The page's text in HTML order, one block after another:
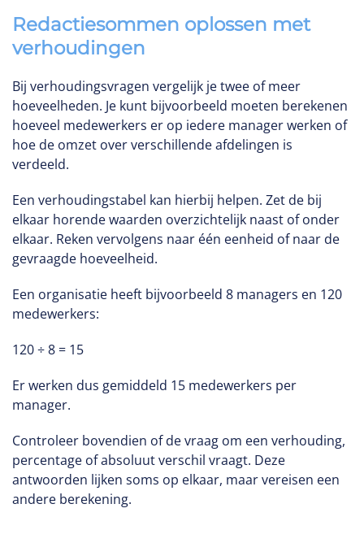
Redactiesommen oplossen met
verhoudingen
Bij verhoudingsvragen vergelijk je twee of meer
hoeveelheden. Je kunt bijvoorbeeld moeten berekenen
hoeveel medewerkers er op iedere manager werken of
hoe de omzet over verschillende afdelingen is
verdeeld.
Een verhoudingstabel kan hierbij helpen. Zet de bij
elkaar horende waarden overzichtelijk naast of onder
elkaar. Reken vervolgens naar één eenheid of naar de
gevraagde hoeveelheid.
Een organisatie heeft bijvoorbeeld 8 managers en 120
medewerkers:
120 ÷ 8 = 15
Er werken dus gemiddeld 15 medewerkers per
manager.
Controleer bovendien of de vraag om een verhouding,
percentage of absoluut verschil vraagt. Deze
antwoorden lijken soms op elkaar, maar vereisen een
andere berekening.